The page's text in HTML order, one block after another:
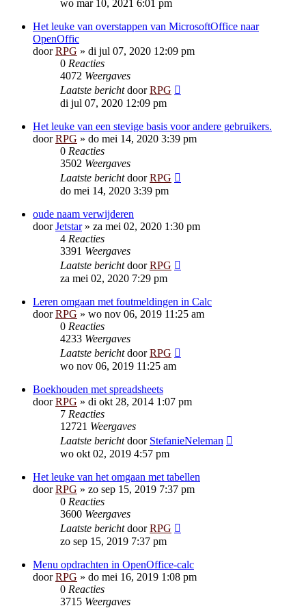
wo mar 10, 2021 6:01 pm
Het leuke van overstappen van MicrosoftOffice naar
OpenOffic
doorRPG » di jul 07, 2020 12:09 pm
0 Reacties
4072 Weergaves
Laatste berichtdoorRPG
di jul 07, 2020 12:09 pm
Het leuke van een stevige basis voor andere gebruikers.
doorRPG » do mei 14, 2020 3:39 pm
0 Reacties
3502 Weergaves
Laatste berichtdoorRPG
do mei 14, 2020 3:39 pm
oude naam verwijderen
doorJetstar» za mei 02, 2020 1:30 pm
4 Reacties
3391 Weergaves
Laatste berichtdoorRPG
za mei 02, 2020 7:29 pm
Leren omgaan met foutmeldingen in Calc
doorRPG » wo nov 06, 2019 11:25 am
0 Reacties
4233 Weergaves
Laatste berichtdoorRPG
wo nov 06, 2019 11:25 am
Boekhouden met spreadsheets
doorRPG » di okt 28, 2014 1:07 pm
7 Reacties
12721 Weergaves
Laatste berichtdoor StefanieNeleman
wo okt 02, 2019 4:57 pm
Het leuke van het omgaan met tabellen
doorRPG » zo sep 15, 2019 7:37 pm
0 Reacties
3600 Weergaves
Laatste berichtdoorRPG
zo sep 15, 2019 7:37 pm
Menu opdrachten in OpenOffice-calc
doorRPG » do mei 16, 2019 1:08 pm
0 Reacties
3715 Weergaves